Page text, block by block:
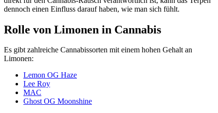
dennoch einen Einfluss darauf haben, wie man sich fühlt.
Rolle von Limonen in Cannabis
Es gibt zahlreiche Cannabissorten mit einem hohen Gehalt an
Limonen:
Lemon OG Haze
Lee Roy
MAC
Ghost OG Moonshine